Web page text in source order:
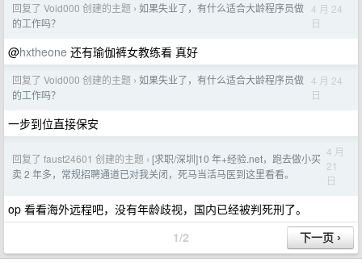
回复了 Void000 创建的主题 › 如果失业了，有什么适合大龄程序员做
的工作吗？
4 月 24
日
@hxtheone 还有瑜伽裤女教练看 真好
回复了 Void000 创建的主题 › 如果失业了，有什么适合大龄程序员做
的工作吗？
4 月 24
日
一步到位直接保安
回复了 faust24601 创建的主题 › [求职/深圳]10 年+经验.net，跑去做小买
卖 2 年多，常规招聘通道已对我关闭，死马当活马医到这里看看。
4 月
21
日
op 看看海外远程吧，没有年龄歧视，国内已经被判死刑了。
1/2